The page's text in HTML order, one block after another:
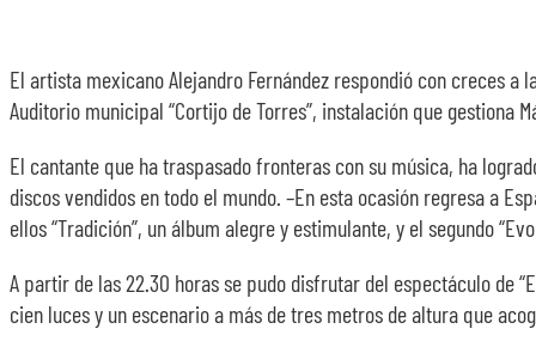
El artista mexicano Alejandro Fernández respondió con creces
Auditorio municipal “Cortijo de Torres”, instalación que gestiona
El cantante que ha traspasado fronteras con su música, ha
discos vendidos en todo el mundo. –En esta ocasión regresa a
ellos “Tradición”, un álbum alegre y estimulante, y el segundo
A partir de las 22.30 horas se pudo disfrutar del espectáculo de
cien luces y un escenario a más de tres metros de altura que